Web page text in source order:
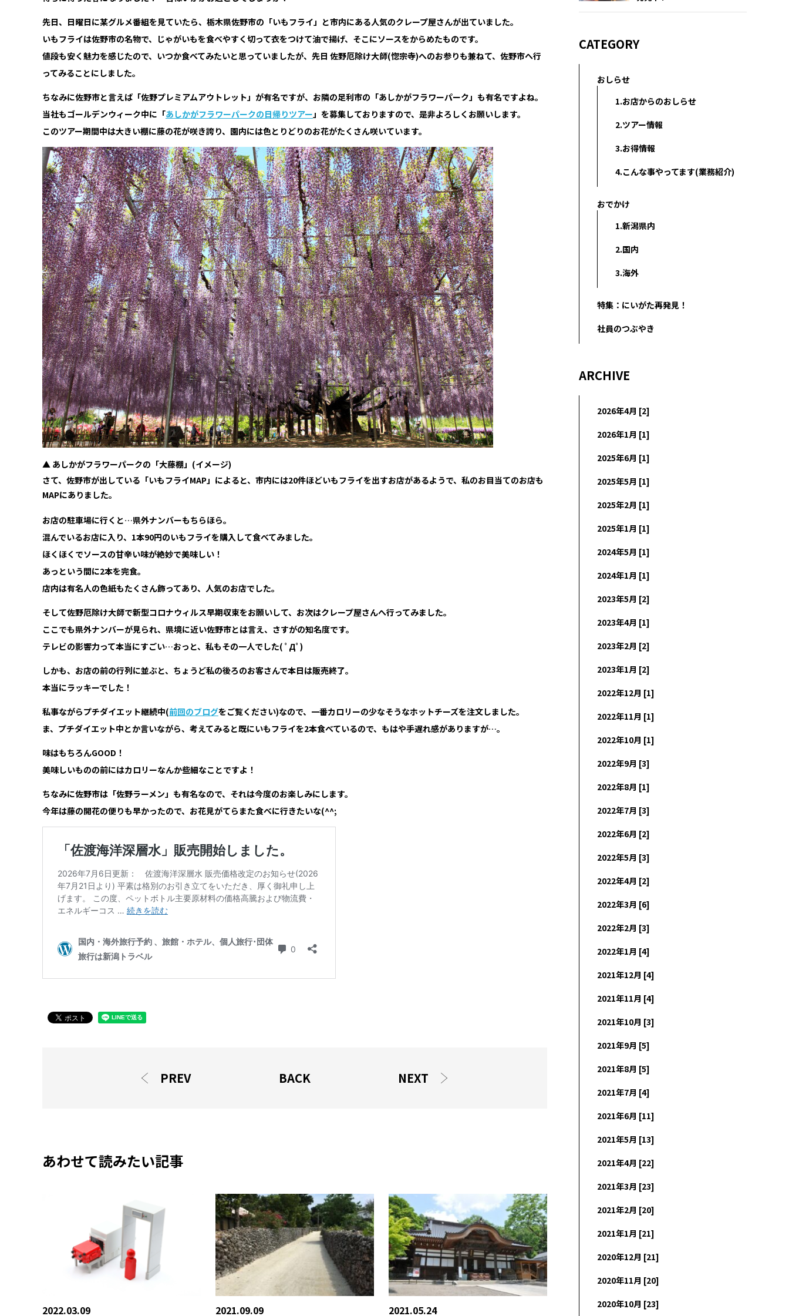
先日、日曜日に某グルメ番組を見ていたら、栃木県佐野市の「いもフライ」と市内にある人気のクレープ屋さんが出ていました。
いもフライは佐野市の名物で、じゃがいもを食べやすく切って衣をつけて油で揚げ、そこにソースをからめたものです。
値段も安く魅力を感じたので、いつか食べてみたいと思っていましたが、先日 佐野厄除け大師(惚宗寺)へのお参りも兼ねて、佐野市へ行
ってみることにしました。
ちなみに佐野市と言えば「佐野プレミアムアウトレット」が有名ですが、お隣の足利市の「あしかがフラワーパーク」も有名ですよね。
当社もゴールデンウィーク中に「あしかがフラワーパークの日帰りツアー 」を募集しておりますので、是非よろしくお願いします。
このツアー期間中は大きい棚に藤の花が咲き誇り、園内には色とりどりのお花がたくさん咲いています。
▲ あしかがフラワーパークの「大藤棚」(イメージ)
さて、佐野市が出している「いもフライMAP」によると、市内には20件ほどいもフライを出すお店があるようで、私のお目当てのお店も
MAPにありました。
お店の駐車場に行くと…県外ナンバーもちらほら。
混んでいるお店に入り、1本90円のいもフライを購入して食べてみました。
ほくほくでソースの甘辛い味が絶妙で美味しい！
あっという間に2本を完食。
店内は有名人の色紙もたくさん飾ってあり、人気のお店でした。
そして佐野厄除け大師で新型コロナウィルス早期収束をお願いして、お次はクレープ屋さんへ行ってみました。
ここでも県外ナンバーが見られ、県境に近い佐野市とは言え、さすがの知名度です。
テレビの影響力って本当にすごい…おっと、私もその一人でした( ﾟДﾟ)
しかも、お店の前の行列に並ぶと、ちょうど私の後ろのお客さんで本日は販売終了。
本当にラッキーでした！
私事ながらプチダイエット継続中(前回のブログをご覧ください)なので、一番カロリーの少なそうなホットチーズを注文しました。
ま、プチダイエット中とか言いながら、考えてみると既にいもフライを2本食べているので、もはや手遅れ感がありますが…。
味はもちろんGOOD！
美味しいものの前にはカロリーなんか些細なことですよ！
ちなみに佐野市は「佐野ラーメン」も有名なので、それは今度のお楽しみにします。
今年は藤の開花の便りも早かったので、お花見がてらまた食べに行きたいな(^^;
PREV BACK NEXT
あわせて読みたい記事
2022.03.09 2021.09.09 2021.05.24
CATEGORY
おしらせ
1.お店からのおしらせ
2.ツアー情報
3.お得情報
4.こんな事やってます(業務紹介)
おでかけ
1.新潟県内
2.国内
3.海外
特集：にいがた再発見！
社員のつぶやき
ARCHIVE
2026年4月 [2]
2026年1月 [1]
2025年6月 [1]
2025年5月 [1]
2025年2月 [1]
2025年1月 [1]
2024年5月 [1]
2024年1月 [1]
2023年5月 [2]
2023年4月 [1]
2023年2月 [2]
2023年1月 [2]
2022年12月 [1]
2022年11月 [1]
2022年10月 [1]
2022年9月 [3]
2022年8月 [1]
2022年7月 [3]
2022年6月 [2]
2022年5月 [3]
2022年4月 [2]
2022年3月 [6]
2022年2月 [3]
2022年1月 [4]
2021年12月 [4]
2021年11月 [4]
2021年10月 [3]
2021年9月 [5]
2021年8月 [5]
2021年7月 [4]
2021年6月 [11]
2021年5月 [13]
2021年4月 [22]
2021年3月 [23]
2021年2月 [20]
2021年1月 [21]
2020年12月 [21]
2020年11月 [20]
2020年10月 [23]